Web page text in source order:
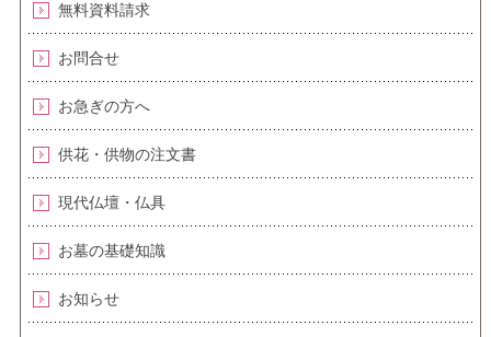
無料資料請求
お問合せ
お急ぎの方へ
供花・供物の注文書
現代仏壇・仏具
お墓の基礎知識
お知らせ